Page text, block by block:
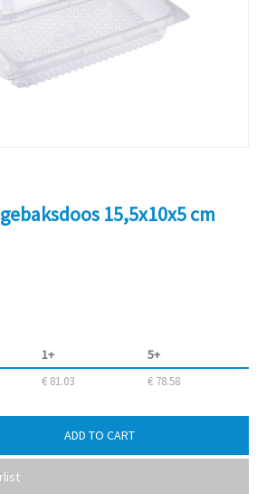
15,5x10x5 cm
1+ 5+
€ 81.03 € 78.58